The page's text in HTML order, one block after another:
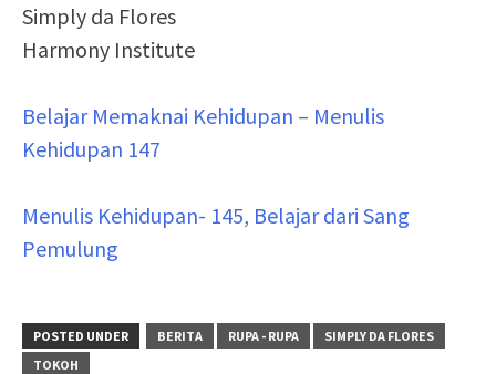
Simply da Flores
Harmony Institute
Belajar Memaknai Kehidupan – Menulis
Kehidupan 147
Menulis Kehidupan- 145, Belajar dari Sang
Pemulung
POSTED UNDER BERITA RUPA - RUPA
SIMPLY DA FLORES
TOKOH